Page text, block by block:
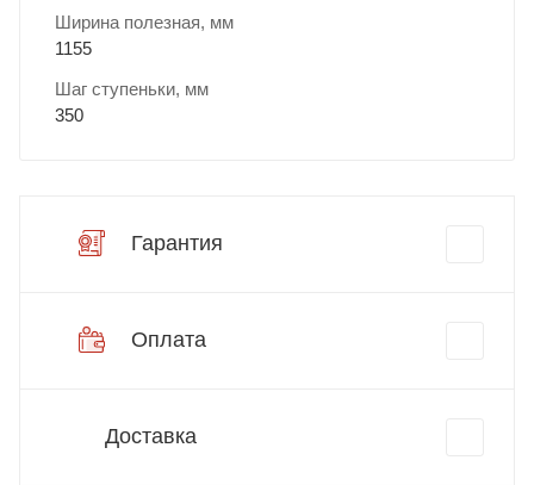
Ширина полезная, мм
1155
Шаг ступеньки, мм
350
Гарантия
Оплата
Доставка